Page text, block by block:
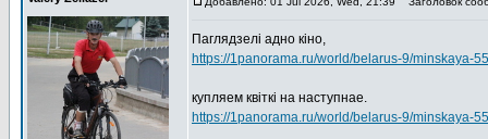
Паглядзелі адно кіно,
https://1panorama.ru/world/belarus-9/minskaya-
купляем квіткі на наступнае.
https://1panorama.ru/world/belarus-9/minskaya-